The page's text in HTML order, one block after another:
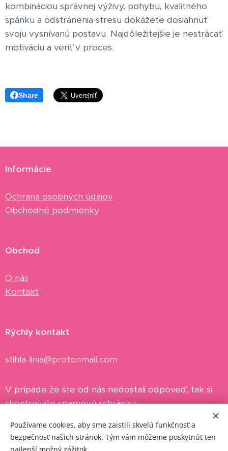
kombináciou správnej výživy, pohybu, kvalitného
spánku a odstránenia stresu dokážete dosiahnuť
svoju vysnívanú postavu. Najdôležitejšie je nestrácať
motiváciu a veriť v proces.
Share
Informácie
Ochrana osobných údajov
Obchodné podmienky
Obchod
O nás
Kontakt
Rýchly kontakt
stihla-linia@protonmail.com
V prípade že ste od nás nedostali odpoveď, tak si
skontrolujte spamovú schránku.
2023 © SKINNY BEAUTY INC.
Používame cookies, aby sme zaistili skvelú funkčnosť a
bezpečnosť našich stránok. Tým vám môžeme poskytnúť ten